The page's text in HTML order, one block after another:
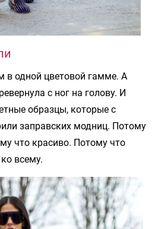
одной цветовой гамме. А
с ног на голову. И
образцы, которые с
заправских модниц. Потому
что красиво. Потому что
всему.